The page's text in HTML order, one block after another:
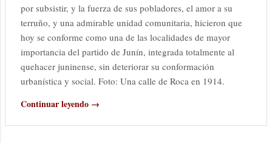
por subsistir, y la fuerza de sus pobladores, el amor a su
terruño, y una admirable unidad comunitaria, hicieron que
hoy se conforme como una de las localidades de mayor
importancia del partido de Junín, integrada totalmente al
quehacer juninense, sin deteriorar su conformación
urbanística y social. Foto: Una calle de Roca en 1914.
Continuar leyendo →